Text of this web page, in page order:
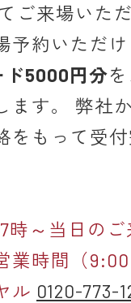
ご来場いた
予約いただ
ド5000円分
ます。 弊社
をもって受
時～当日の
業時間（
ル 0120-773-